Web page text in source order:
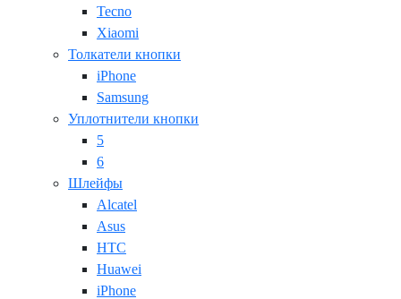
Tecno
Xiaomi
Толкатели кнопки
iPhone
Samsung
Уплотнители кнопки
5
6
Шлейфы
Alcatel
Asus
HTC
Huawei
iPhone